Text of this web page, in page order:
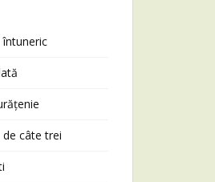
de câte trei